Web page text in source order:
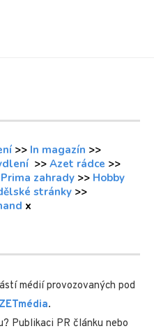
>> In magazín >>
>> Azet rádce >>
Prima zahrady >> Hobby
stránky >>
x
médií provozovaných pod
.
Publikaci PR článku nebo